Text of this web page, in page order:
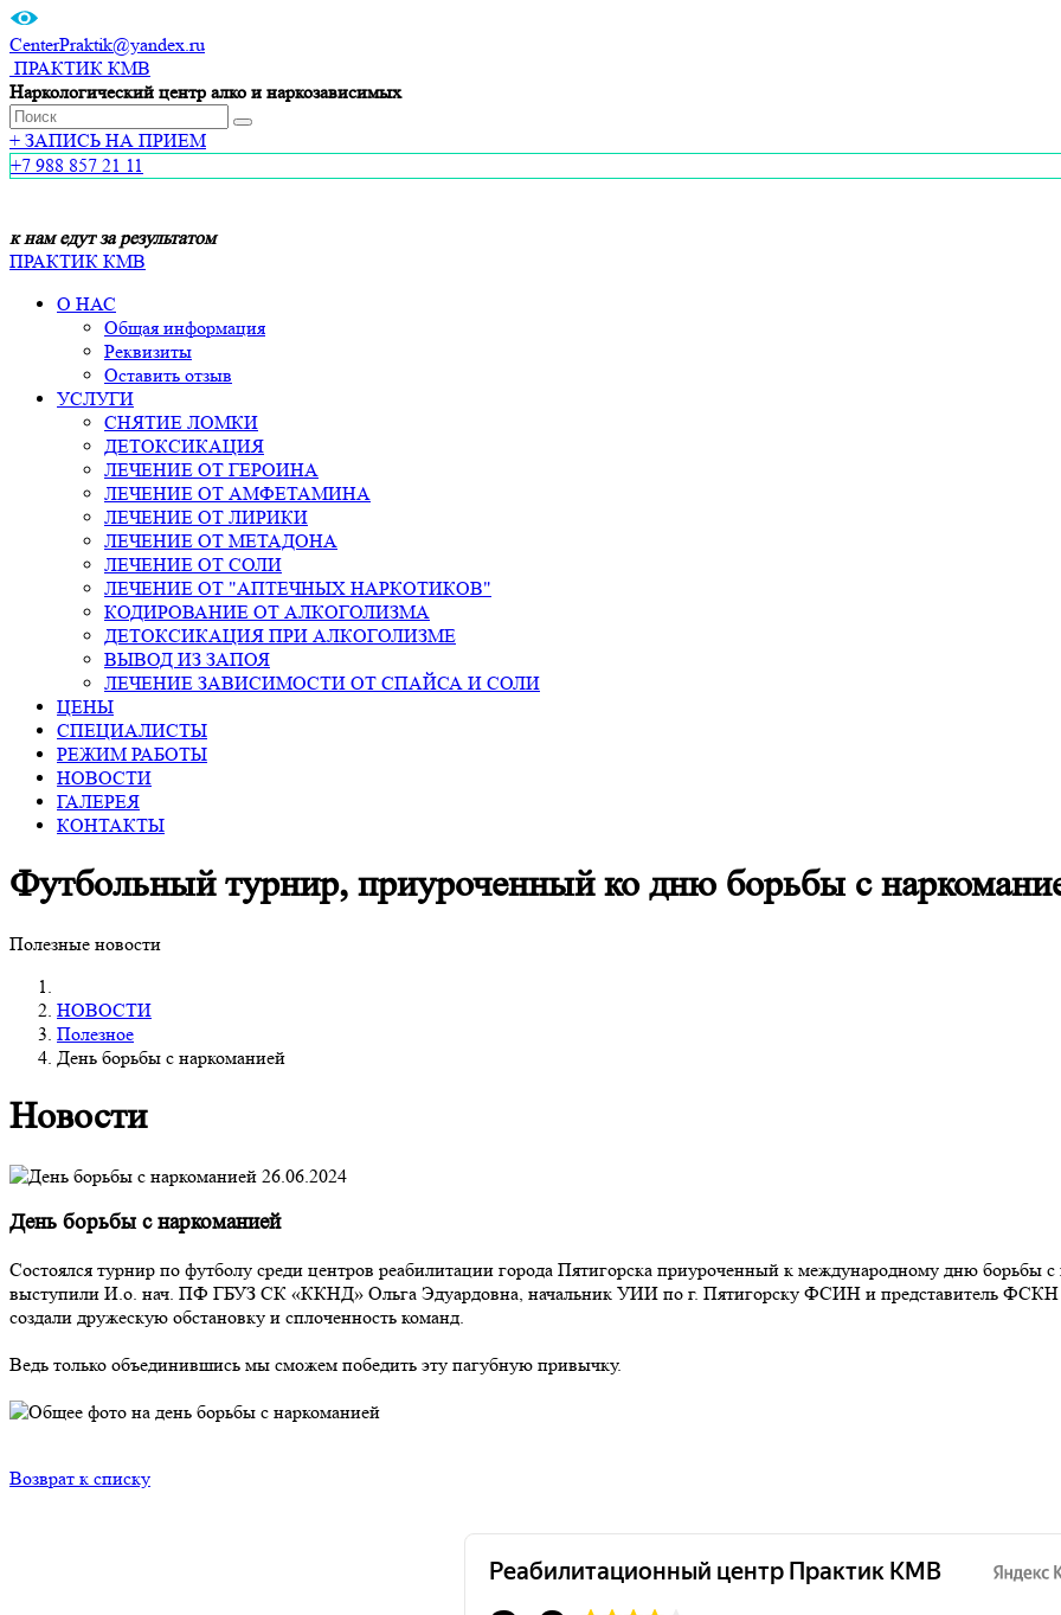
CenterPraktik@yandex.ru
ПРАКТИК КМВ
Наркологический центр алко и наркозависимых
+ ЗАПИСЬ НА ПРИЕМ
+7 988 857 21 11
к нам едут за результатом
ПРАКТИК КМВ
О НАС
Общая информация
Реквизиты
Оставить отзыв
УСЛУГИ
СНЯТИЕ ЛОМКИ
ДЕТОКСИКАЦИЯ
ЛЕЧЕНИЕ ОТ ГЕРОИНА
ЛЕЧЕНИЕ ОТ АМФЕТАМИНА
ЛЕЧЕНИЕ ОТ ЛИРИКИ
ЛЕЧЕНИЕ ОТ МЕТАДОНА
ЛЕЧЕНИЕ ОТ СОЛИ
ЛЕЧЕНИЕ ОТ "АПТЕЧНЫХ НАРКОТИКОВ"
КОДИРОВАНИЕ ОТ АЛКОГОЛИЗМА
ДЕТОКСИКАЦИЯ ПРИ АЛКОГОЛИЗМЕ
ВЫВОД ИЗ ЗАПОЯ
ЛЕЧЕНИЕ ЗАВИСИМОСТИ ОТ СПАЙСА И СОЛИ
ЦЕНЫ
СПЕЦИАЛИСТЫ
РЕЖИМ РАБОТЫ
НОВОСТИ
ГАЛЕРЕЯ
КОНТАКТЫ
Футбольный турнир, приуроченный ко дню борьбы с
Полезные новости
НОВОСТИ
Полезное
День борьбы с наркоманией
Новости
26.06.2024
День борьбы с наркоманией
Состоялся турнир по футболу среди центров реабилитации города Пятигорска приуроченный к международному дню борьбы
выступили И.о. нач. ПФ ГБУЗ СК «ККНД» Ольга Эдуардовна, начальник УИИ по г. Пятигорску ФСИН и представитель ФСКН
создали дружескую обстановку и сплоченность команд.
Ведь только объединившись мы сможем победить эту пагубную привычку.
Возврат к списку